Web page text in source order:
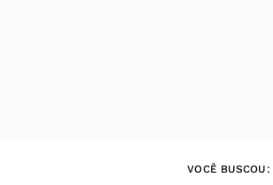
VOCÊ BUSCOU: